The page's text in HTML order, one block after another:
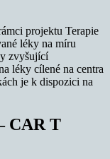
projektu Terapie
léky na míru
zvyšující
léky cílené na centra
je k dispozici na
CAR T